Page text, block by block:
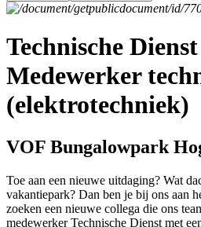
Technische
Medewerker
(elektrotechniek)
VOF Bungalowpark
Toe aan een nieuwe uitdaging? Wat
vakantiepark? Dan ben je bij ons aan
zoeken een nieuwe collega die ons
medewerker Technische Dienst met